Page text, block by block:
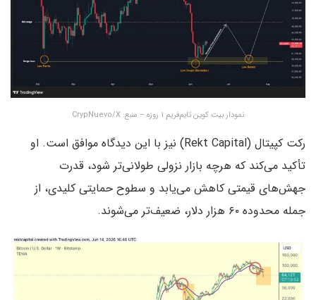
نمودار بیت کوین تایم‌فریم ۱ روزه – منبع: CrypNuevo/X
رکت کپیتال (Rekt Capital) نیز با این دیدگاه موافق است. او
تأکید می‌کند که هرچه بازار نزولی طولانی‌تر شود، قدرت
جهش‌های قیمتی کاهش می‌یابد و سطوح حمایتی کلیدی، از
جمله محدوده ۶۰ هزار دلار، ضعیف‌تر می‌شوند.